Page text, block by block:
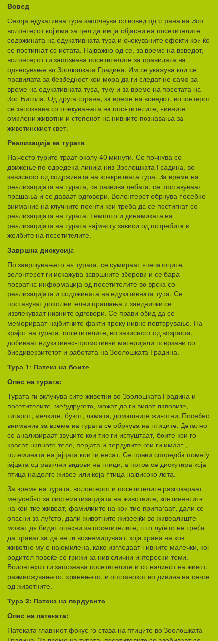
Вовед
Секоја едукативна тура започнува со вовед од страна на Зоо
волонтерот кој има за цел да им ја објасни на посетителите
содржината на едукативната тура и очекуваните ефекти кои ќе
се постигнат со истата. Најважно од се, за време на воведот,
волонтерот ги запознава посетителите за правилата на
однесување во Зоолошката Градина. Им се укажува кои се
правилата за безбедност кои мора да ги следат не само за
време на едукативната тура, туку и за време на посетата на
Зоо Битола. Од друга страна, за време на воведот, волонтерот
се запознава со очекувањата на посетителите, нивните
омилени животни и степенот на нивните познавања за
животинскиот свет.
Реализација на турата
Најчесто турите траат околу 40 минути. Се почнува со
движење по одредена линија низ Зоолошката Градина, во
зависност од содржината на конкретната тура. За време на
реализацијата на турата, се развива дебата, се поставуваат
прашања и се даваат одговори. Волонтерот обрнува посебно
внимание на клучните поенти кои треба да се постигнат со
реализацијата на турата. Темпото и динамиката на
реализацијата на турата најмногу зависи од потребите и
желбите на посетителите.
Завршна дискусија
По завршувањето на турата, се сумираат впечатоците,
волонтерот ги искажува завршните зборови и се бара
повратна информација од посетителите во врска со
реализацијата и содржината на едукативната тура. Се
поставуват дополнителни прашања и заеднички се
извлекуваат нивните одговори. Се прави обид да се
меморираат најбитните факти преку нивно повторување. На
крајот на турата, посетителите, во зависност од возраста,
добиваат едукативно-промотивни материјали поврзани со
биодиверзитетот и работата на Зоолошката Градина.
Тура 1: Патека на боите
Опис на турата:
Турата ги вклучува сите животни во Зоолошката Градина и
посетителите, меѓудругото, можат да ги видат лавовите,
тигарот, мечките, бувот, ламата, домашните животни. Посебно
внимание за време на турата се обрнува на птиците. Детално
се анализираат звуците кои тие ги испуштаат, боите кои го
красат нивното тело, перјата и пердувите кои ги имаат ,
големината на јајцата кои ги несат. Се прави споредба помеѓу
јајцата од разични видови на птици, а потоа се дискутира која
птица најдолго живее или која птица највисоко лета.
За време на турата, волонтерот и посетителите разговараат
меѓусебно за систематизацијата на животните, континентите
на кои тие живеат, фамилиите на кои тие припаѓаат, дали се
опасни за луѓето, дали животните живеејќи во живеалиште
можат да бидат опасни за посетителите, што луѓето не треба
да прават за да не ги вознемируваат, која храна на кое
животно му е најомилена, како изгледаат нивните малечки, кој
родител повеќе се грижи за нив слични интересни теми.
Волонтерот ги запознава посетителите и со начинот на живот,
размножувањето, хранењето, и опстанокот во дивина на секое
од животните.
Тура 2: Патека на пердувите
Опис на патеката:
Патеката главниот фокус го става на птиците во Зоолошката